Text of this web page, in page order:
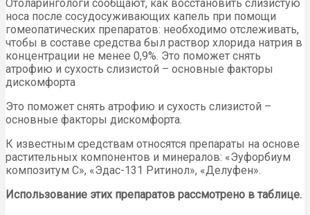
Отоларингологи сообщают, как восстановить слизистую
носа после сосудосуживающих капель при помощи
гомеопатических препаратов: необходимо отслеживать,
чтобы в составе средства был раствор хлорида натрия в
концентрации не менее 0,9%. Это поможет снять
атрофию и сухость слизистой – основные факторы
дискомфорта
Это поможет снять атрофию и сухость слизистой –
основные факторы дискомфорта.
К известным средствам относятся препараты на основе
растительных компонентов и минералов: «Эуфорбиум
композитум С», «Эдас-131 Ритинол», «Делуфен».
Использование этих препаратов рассмотрено в таблице.